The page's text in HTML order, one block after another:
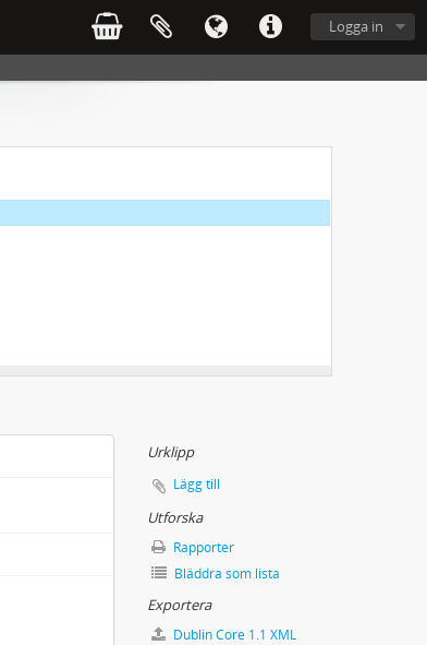
Logga in
Urklipp
Lägg till
Utforska
Rapporter
Bläddra som lista
Exportera
Dublin Core 1.1 XML